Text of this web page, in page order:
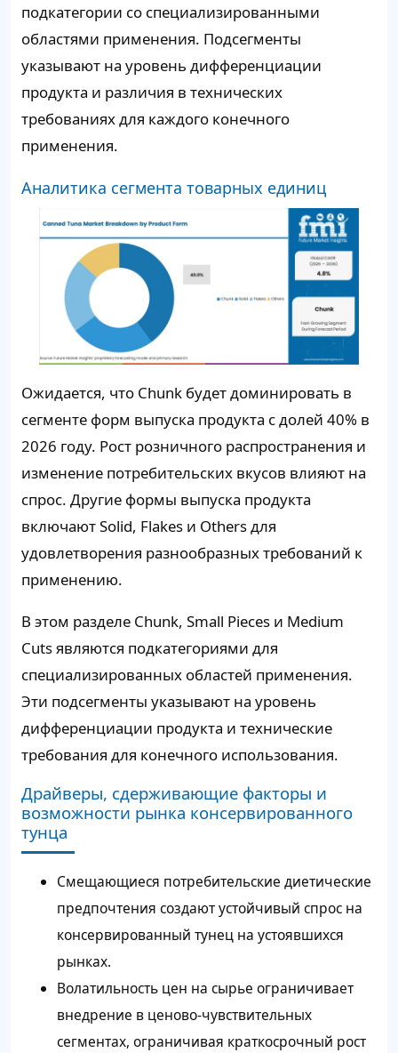
подкатегории со специализированными
областями применения. Подсегменты
указывают на уровень дифференциации
продукта и различия в технических
требованиях для каждого конечного
применения.
Аналитика сегмента товарных единиц
Ожидается, что Chunk будет доминировать в
сегменте форм выпуска продукта с долей 40% в
2026 году. Рост розничного распространения и
изменение потребительских вкусов влияют на
спрос. Другие формы выпуска продукта
включают Solid, Flakes и Others для
удовлетворения разнообразных требований к
применению.
В этом разделе Chunk, Small Pieces и Medium
Cuts являются подкатегориями для
специализированных областей применения.
Эти подсегменты указывают на уровень
дифференциации продукта и технические
требования для конечного использования.
Драйверы, сдерживающие факторы и
возможности рынка консервированного
тунца
Смещающиеся потребительские диетические
предпочтения создают устойчивый спрос на
консервированный тунец на устоявшихся
рынках.
Волатильность цен на сырье ограничивает
внедрение в ценово-чувствительных
сегментах, ограничивая краткосрочный рост